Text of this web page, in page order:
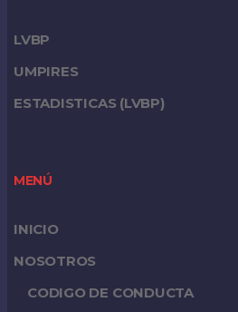
LVBP
UMPIRES
ESTADISTICAS (LVBP)
MENÚ
INICIO
NOSOTROS
CODIGO DE CONDUCTA